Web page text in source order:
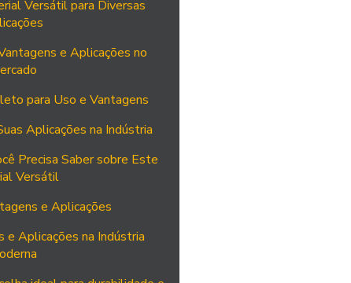
Versátil para Diversas
e Aplicações no
para Uso e Vantagens
Aplicações na Indústria
Precisa Saber sobre Este
Versátil
e Aplicações
e Aplicações na Indústria